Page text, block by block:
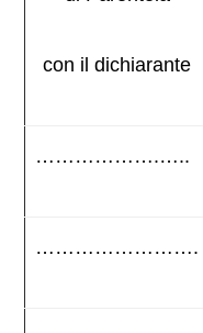
con il dichiarante
……………….…..
…………………….